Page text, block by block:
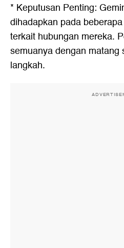
* Keputusan Penting:
dihadapkan pada
terkait hubungan mereka.
semuanya dengan matang
langkah.